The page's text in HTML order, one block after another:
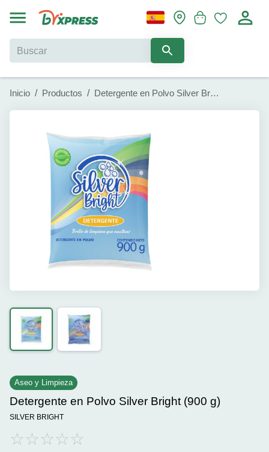
Inicio / Productos / Detergente en Polvo Silver Bright (900 g)
Aseo y Limpieza
Detergente en Polvo Silver Bright (900 g)
SILVER BRIGHT